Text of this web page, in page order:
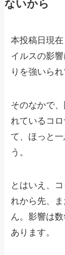
ないから
本投稿日現
イルスの影
りを強いられ
そのなかで
れているコ
て、ほっと
う。
とはいえ、
れから先、
ん。影響は
あります。